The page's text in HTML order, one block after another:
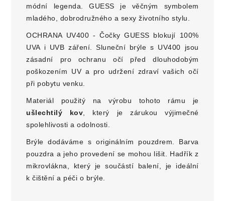
módní legenda. GUESS je věčným symbolem
mladého, dobrodružného a sexy životního stylu.
OCHRANA UV400 - Čočky GUESS blokují 100%
UVA i UVB záření. Sluneční brýle s UV400 jsou
zásadní pro ochranu očí před dlouhodobým
poškozením UV a pro udržení zdraví vašich očí
při pobytu venku.
Materiál použitý na výrobu tohoto rámu je
ušlechtilý kov , který je zárukou výjimečné
spolehlivosti a odolnosti.
Brýle dodáváme s originálním pouzdrem. Barva
pouzdra a jeho provedení se mohou lišit. Hadřík z
mikrovlákna, který je součástí balení, je ideální
k čištění a péči o brýle.